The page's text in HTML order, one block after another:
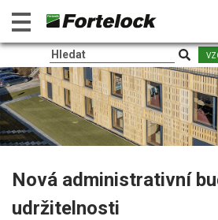
Nová administrativní
udržitelnosti